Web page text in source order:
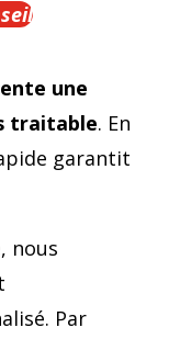
une
traitable. En
garantit
nous
Par